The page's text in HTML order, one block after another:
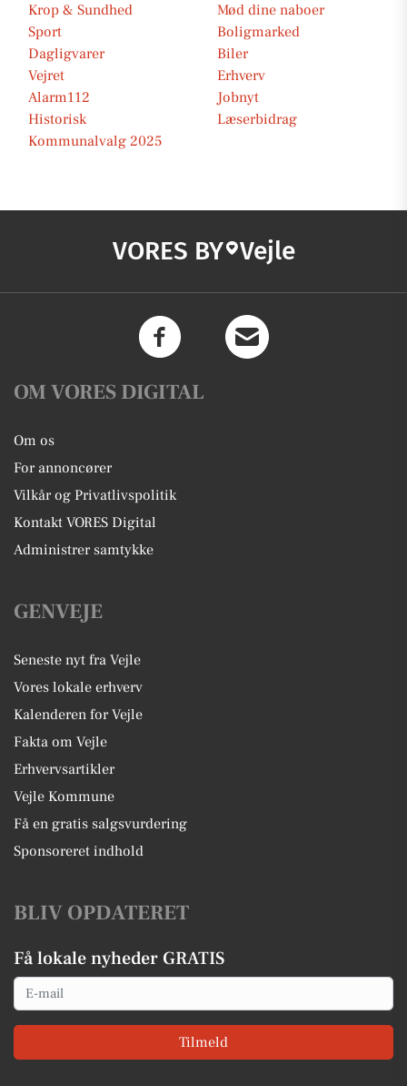
Krop & Sundhed
Mød dine naboer
Sport
Boligmarked
Dagligvarer
Biler
Vejret
Erhverv
Alarm112
Jobnyt
Historisk
Læserbidrag
Kommunalvalg 2025
VORES BY Vejle
OM VORES DIGITAL
Om os
For annoncører
Vilkår og Privatlivspolitik
Kontakt VORES Digital
Administrer samtykke
GENVEJE
Seneste nyt fra Vejle
Vores lokale erhverv
Kalenderen for Vejle
Fakta om Vejle
Erhvervsartikler
Vejle Kommune
Få en gratis salgsvurdering
Sponsoreret indhold
BLIV OPDATERET
Få lokale nyheder GRATIS
Email
Tilmeld